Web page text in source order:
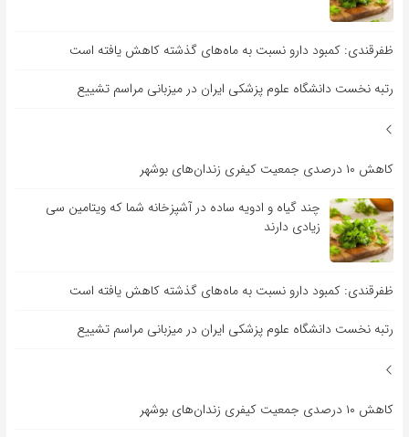
ظفرقندی: کمبود دارو نسبت به ماه‌های گذشته کاهش یافته است
رتبه نخست دانشگاه علوم پزشکی ایران در میزبانی مراسم تشییع
کاهش ۱۰ درصدی جمعیت کیفری زندان‌های بوشهر
چند گیاه و ادویه ساده در آشپزخانه شما که ویتامین سی
زیادی دارند
ظفرقندی: کمبود دارو نسبت به ماه‌های گذشته کاهش یافته است
رتبه نخست دانشگاه علوم پزشکی ایران در میزبانی مراسم تشییع
کاهش ۱۰ درصدی جمعیت کیفری زندان‌های بوشهر